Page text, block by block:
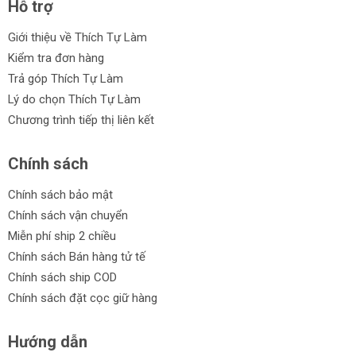
Hỗ trợ
Giới thiệu về Thích Tự Làm
Kiểm tra đơn hàng
Trả góp Thích Tự Làm
Lý do chọn Thích Tự Làm
Chương trình tiếp thị liên kết
Chính sách
Chính sách bảo mật
Chính sách vận chuyển
Miễn phí ship 2 chiều
Chính sách Bán hàng tử tế
Chính sách ship COD
Chính sách đặt cọc giữ hàng
Hướng dẫn